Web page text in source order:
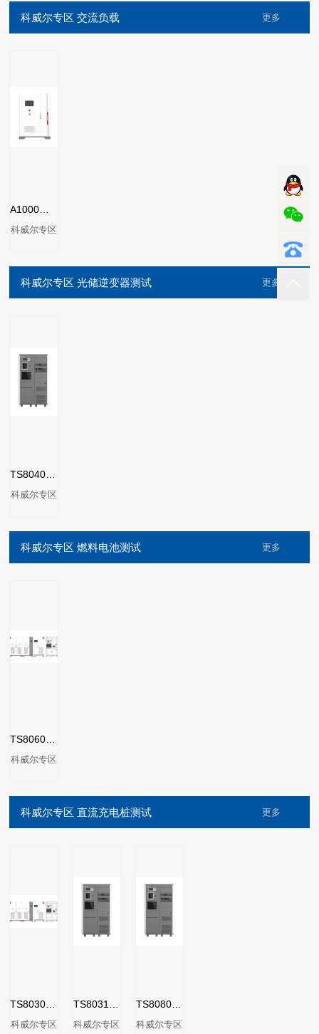
科威尔专区 交流负载 更多
A1000系列交流回馈式电子负载
科威尔专区
科威尔专区 光储逆变器测试 更多
TS8040系列光储逆变器测试系统
科威尔专区
科威尔专区 燃料电池测试 更多
TS8060系列燃料电池DCDC测试系统
科威尔专区
科威尔专区 直流充电桩测试 更多
TS8030系列直流充电桩测试系统
科威尔专区
TS8031系列直流充电模块测试系统
科威尔专区
TS8080系列电动汽车充电机OBC&DCDC测试系统
科威尔专区